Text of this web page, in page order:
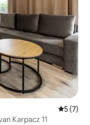
5 (7)
Karpacz 11